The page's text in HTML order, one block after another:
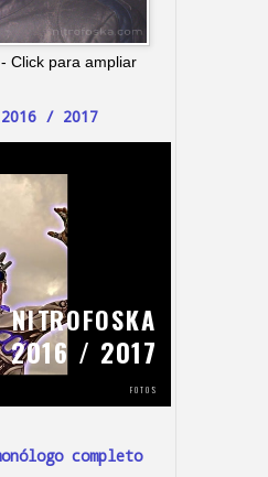
Click para ampliar
/ 2017
completo